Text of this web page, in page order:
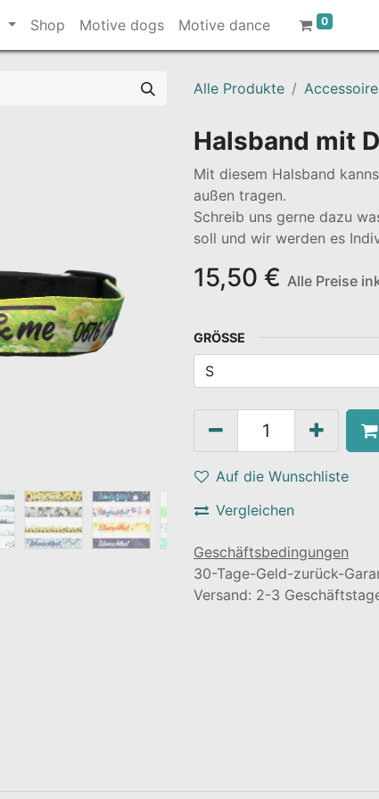
Shop Motive dogs Motive dance 0
Alle Produkte
Halsband mit
Mit diesem Halsband
außen tragen.
Schreib uns gerne dazu
soll und wir werden es
15,50 € Alle Preise
GRÖSSE
Auf die Wunschliste
Vergleichen
Geschäftsbedingungen
30-Tage-Geld-zurück-
Versand: 2-3